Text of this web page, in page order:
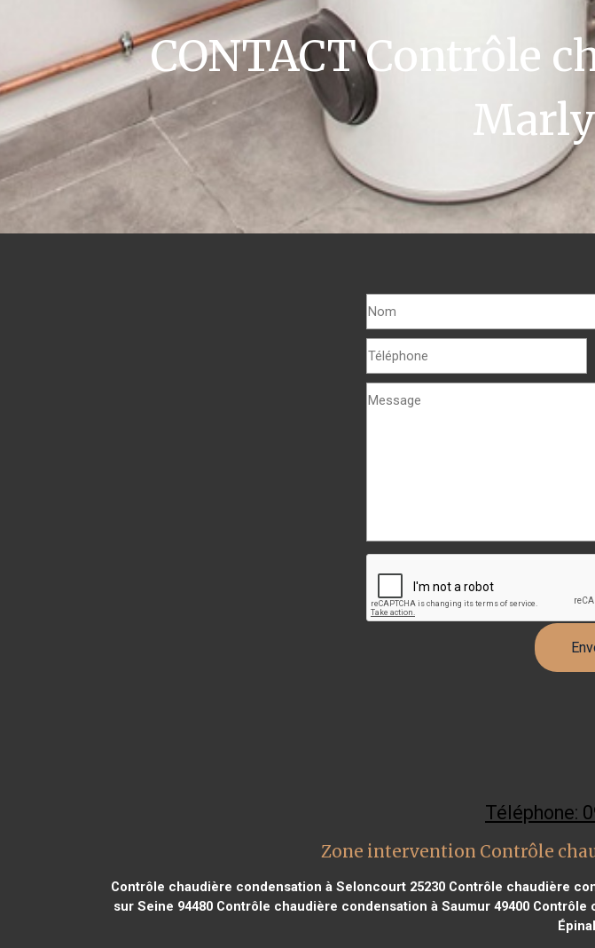
CONTACT Contrôle
Téléphone:
Zone intervention Contrôle
Contrôle chaudière condensation à Seloncourt 25230 Contrôle chaudière
sur Seine 94480 Contrôle chaudière condensation à Saumur 49400 Contrôle